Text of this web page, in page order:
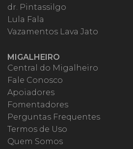
dr. Pintassilgo
Lula Fala
Vazamentos Lava Jato
MIGALHEIRO
Central do Migalheiro
Fale Conosco
Apoiadores
Fomentadores
Perguntas Frequentes
Termos de Uso
Quem Somos